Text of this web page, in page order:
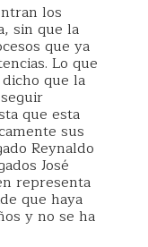
los
sin que la
que ya
Lo que
que la
que esta
sus
Reynaldo
José
representa
que haya
y no se ha